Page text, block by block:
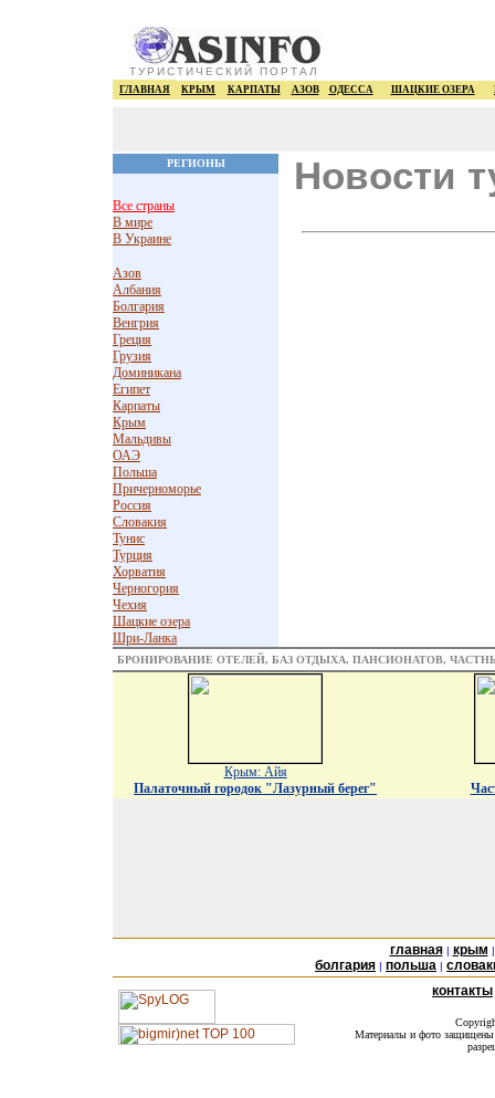
ТУРИСТИЧЕСКИЙ ПОРТАЛ
ГЛАВНАЯ КРЫМ КАРПАТЫ АЗОВ ОДЕССА ШАЦКИЕ ОЗЕРА
РЕГИОНЫ Новости
Все страны
В мире
В Украине
Азов
Албания
Болгария
Венгрия
Греция
Грузия
Доминикана
Египет
Карпаты
Крым
Мальдивы
ОАЭ
Польша
Причерноморье
Россия
Словакия
Тунис
Турция
Хорватия
Черногория
Чехия
Шацкие озера
Шри-Ланка
БРОНИРОВАНИЕ ОТЕЛЕЙ, БАЗ ОТДЫХА, ПАНСИОНАТОВ,
Крым: Айя
Палаточный городок "Лазурный берег"
главная| крым
болгария | польша |
контакты
Материалы и фото защищены